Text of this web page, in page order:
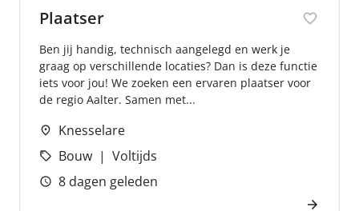
Plaatser
Ben jij handig, technisch aangelegd en werk je
graag op verschillende locaties? Dan is deze functie
iets voor jou! We zoeken een ervaren plaatser voor
de regio Aalter. Samen met...
Knesselare
Bouw
Voltijds
8 dagen geleden